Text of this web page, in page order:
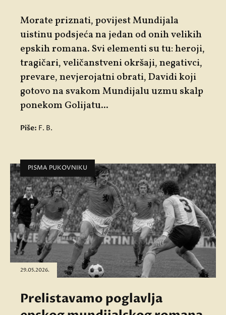
Morate priznati, povijest Mundijala
uistinu podsjeća na jedan od onih velikih
epskih romana. Svi elementi su tu: heroji,
tragičari, veličanstveni okršaji, negativci,
prevare, nevjerojatni obrati, Davidi koji
gotovo na svakom Mundijalu uzmu skalp
ponekom Golijatu...
Piše: F. B.
PISMA PUKOVNIKU
29.05.2026.
Prelistavamo poglavlja